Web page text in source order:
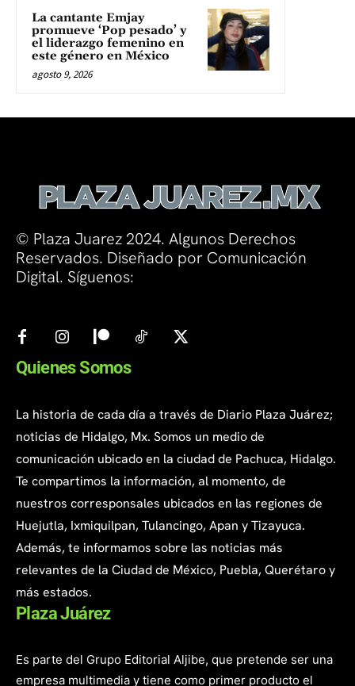
La cantante Emjay
promueve ‘Pop pesado’ y
el liderazgo femenino en
este género en México
agosto 9, 2026
© Plaza Juarez 2024. Algunos Derechos
Reservados. Diseñado por Comunicación
Digital. Síguenos:
Quienes Somos
La historia de cada día a través de Diario Plaza Juárez;
noticias de Hidalgo, Mx. Somos un medio de
comunicación ubicado en la ciudad de Pachuca, Hidalgo.
Te compartimos la información, al momento, de
nuestros corresponsales ubicados en las regiones de
Huejutla, Ixmiquilpan, Tulancingo, Apan y Tizayuca.
Además, te informamos sobre las noticias más
relevantes de la Ciudad de México, Puebla, Querétaro y
más estados.
Plaza Juárez
Es parte del Grupo Editorial Aljibe, que pretende ser una
empresa multimedia y tiene como primer producto el